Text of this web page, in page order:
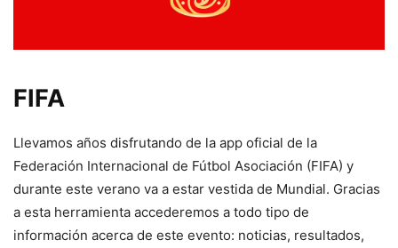
FIFA
Llevamos años disfrutando de la app oficial de la
Federación Internacional de Fútbol Asociación (FIFA) y
durante este verano va a estar vestida de Mundial. Gracias
a esta herramienta accederemos a todo tipo de
información acerca de este evento: noticias, resultados,